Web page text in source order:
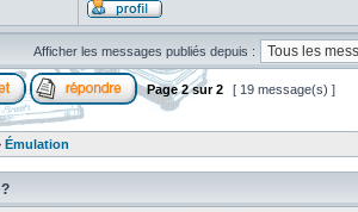
Afficher les messages publiés depuis :
Page2sur2 [ 19 message(s) ]
Émulation